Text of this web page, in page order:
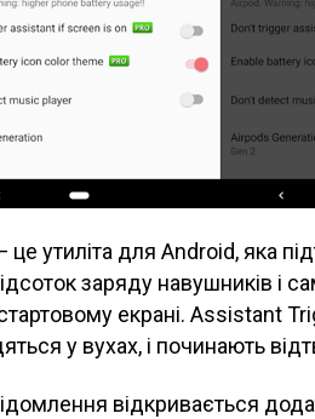
утиліта для Android, яка
заряду навушників і
екрані. Assistant
у вухах, і починають
відкривається